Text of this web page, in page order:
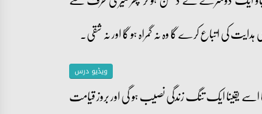
کی اتباع کرے گا وہ نہ گمراہ ہو گا اور نہ شقی۔
ویڈیو درس
یقینا ایک تنگ زندگی نصیب ہو گی اور بروز قیامت